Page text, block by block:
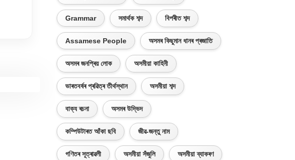
Grammar সমাৰ্থক শব্দ বিপৰীত শব্দ
Assamese People অসমৰ কিছুমান ধানৰ প্ৰজাতি
অসমৰ জনপ্ৰিয় লোক অসমীয়া কাহিনী
ভাৰতবৰ্ষৰ প্ৰৱিত্ৰ তীৰ্থস্থান অসমীয়া শব্দ
বাক্য ৰচনা অসমৰ উদ্ভিদ
কম্পিউটাৰত আঁকা ছবি জীৱ-জন্তু নাম
গণিতৰ সূত্ৰাৱলী অসমীয়া সঁজুলি অসমীয়া ব্যাকৰণ